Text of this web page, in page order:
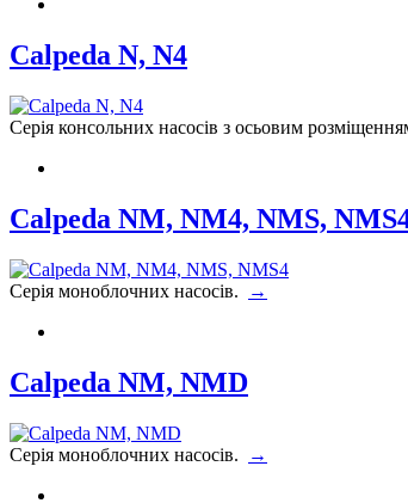
Calpeda N, N4
Серія консольних насосів з осьовим
Calpeda NM, NM4, NMS,
Серія моноблочних насосів. →
Calpeda NM, NMD
Серія моноблочних насосів. →